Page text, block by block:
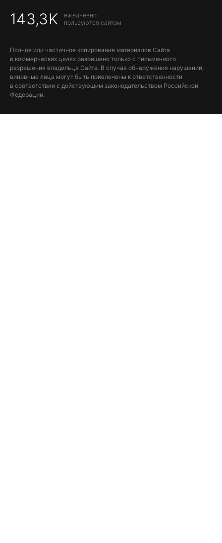
143,3K
ежедневно
пользуются сайтом
Полное или частичное копирование материалов Сайта
в коммерческих целях разрешено только с письменного
разрешения владельца Сайта. В случае обнаружения нарушений,
виновные лица могут быть привлечены к ответственности
в соответствии с действующим законодательством Российской
Федерации.